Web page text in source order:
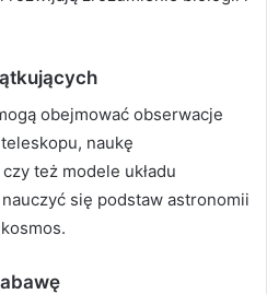
obejmować obserwacje
naukę
też modele układu
się podstaw astronomii